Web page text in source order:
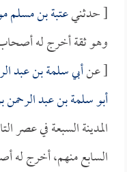
[ حدثنيعتبة بن مسلم
وهو ثقة أخرج له
[ عنأبي سلمة بن عبد
أبو سلمة بن عبد
المدينة السبعة في عصر
السابع منهم، أخرج له